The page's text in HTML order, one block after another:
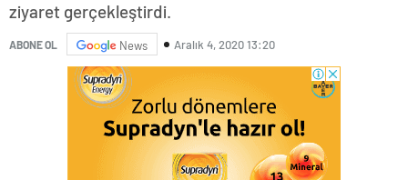
ziyaret gerçekleştirdi.
ABONE OL News Aralık 4, 2020 13:20